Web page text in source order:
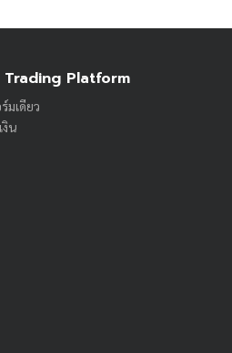
Platform
เดียว
งิน